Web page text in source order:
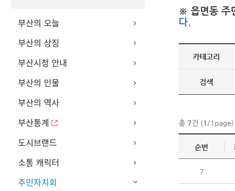
부산의 오늘
부산의 상징
부산시청 안내
부산의 인물
부산의 역사
부산통계
도시브랜드
소통 캐릭터
주민자치회
※ 읍면동 주
다.
카테고리
검색
총 7건 (1 /1page)
순번
7